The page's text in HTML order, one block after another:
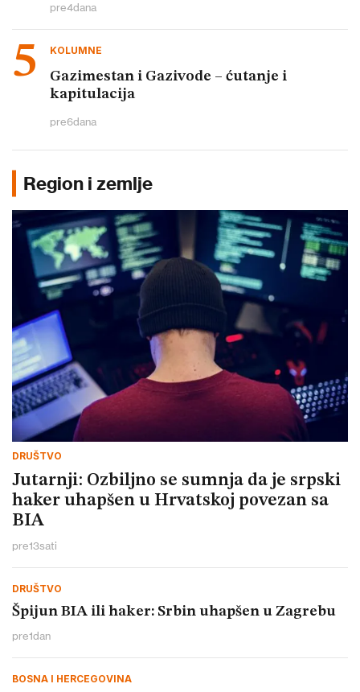
pre4dana
KOLUMNE
Gazimestan i Gazivode – ćutanje i
kapitulacija
pre6dana
Region i zemlje
DRUŠTVO
Jutarnji: Ozbiljno se sumnja da je srpski
haker uhapšen u Hrvatskoj povezan sa
BIA
pre13sati
DRUŠTVO
Špijun BIA ili haker: Srbin uhapšen u Zagrebu
pre1dan
BOSNA I HERCEGOVINA